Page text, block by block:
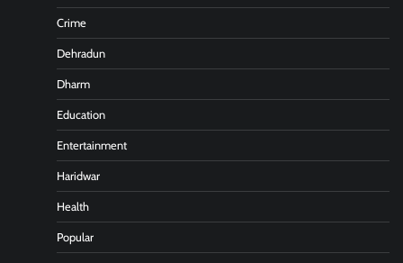
Crime
Dehradun
Dharm
Education
Entertainment
Haridwar
Health
Popular